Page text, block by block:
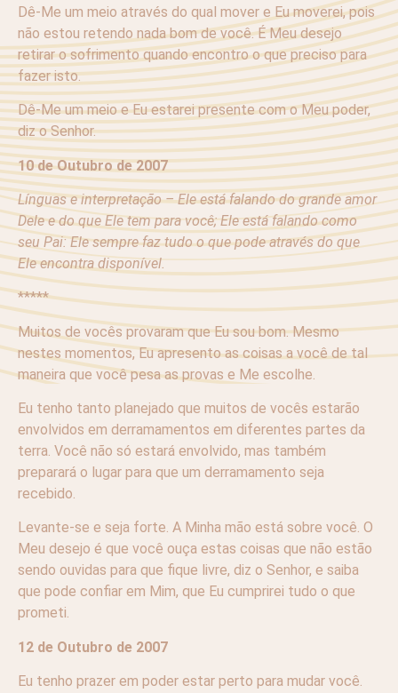
Dê-Me um meio através do qual mover e Eu moverei, pois
não estou retendo nada bom de você. É Meu desejo
retirar o sofrimento quando encontro o que preciso para
fazer isto.
Dê-Me um meio e Eu estarei presente com o Meu poder,
diz o Senhor.
10 de Outubro de 2007
Línguas e interpretação – Ele está falando do grande amor
Dele e do que Ele tem para você; Ele está falando como
seu Pai: Ele sempre faz tudo o que pode através do que
Ele encontra disponível.
*****
Muitos de vocês provaram que Eu sou bom. Mesmo
nestes momentos, Eu apresento as coisas a você de tal
maneira que você pesa as provas e Me escolhe.
Eu tenho tanto planejado que muitos de vocês estarão
envolvidos em derramamentos em diferentes partes da
terra. Você não só estará envolvido, mas também
preparará o lugar para que um derramamento seja
recebido.
Levante-se e seja forte. A Minha mão está sobre você. O
Meu desejo é que você ouça estas coisas que não estão
sendo ouvidas para que fique livre, diz o Senhor, e saiba
que pode confiar em Mim, que Eu cumprirei tudo o que
prometi.
12 de Outubro de 2007
Eu tenho prazer em poder estar perto para mudar você.